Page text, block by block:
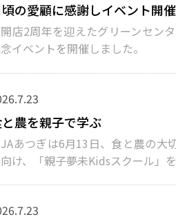
頃の愛顧に感謝しイベント開催
店2周年を迎えたグリーンセン
イベントを開催しました。
農を親子で学ぶ
あつぎは6月13日、食と農の大
け、「親子夢未Kidsスクール」